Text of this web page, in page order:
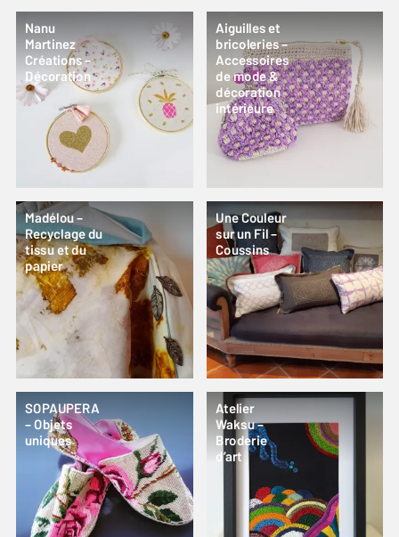
Nanu
Martinez
Créations –
Décoration
Aiguilles et
bricoleries –
Accessoires
de mode &
décoration
intérieure
Madélou –
Recyclage du
tissu et du
papier
Une Couleur
sur un Fil –
Coussins
SOPAUPERA
– Objets
uniques
Atelier
Waksu –
Broderie
d’art